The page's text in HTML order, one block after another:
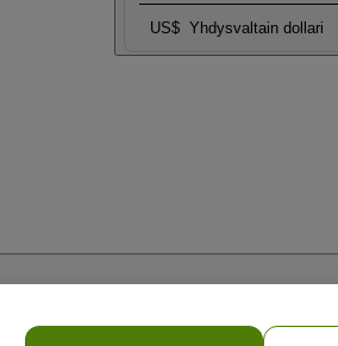
US$ Yhdysvaltain dollari